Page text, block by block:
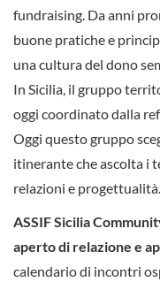
fundraising. Da anni
buone pratiche e
una cultura del dono
In Sicilia, il gruppo
oggi coordinato dalla
Oggi questo gruppo
itinerante che ascolta i
relazioni e progettualità.
ASSIF Sicilia
aperto di relazione e
calendario di incontri